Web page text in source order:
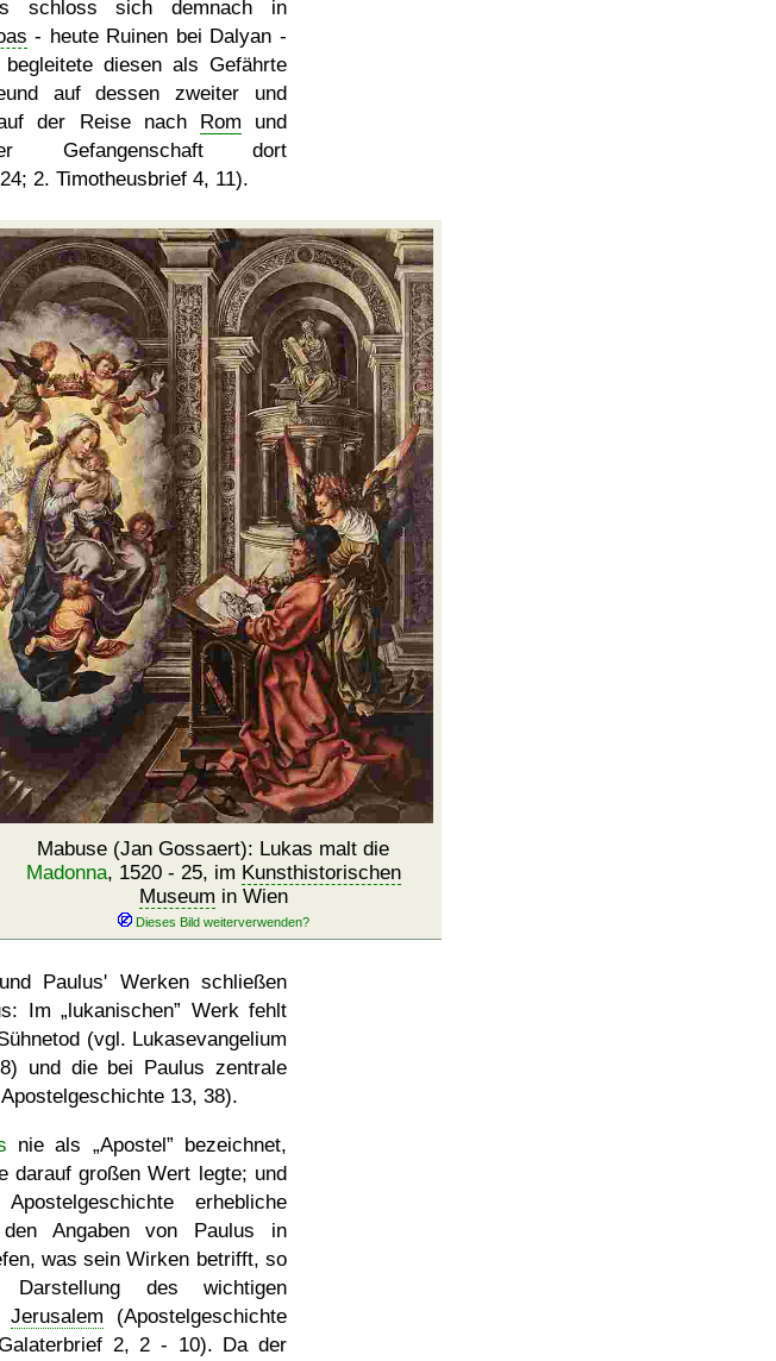
schloss sich demnach in
- heute Ruinen bei Dalyan -
diesen als Gefährte
auf dessen zweiter und
der Reise nach Rom und
Gefangenschaft dort
2. Timotheusbrief 4, 11).
Mabuse (Jan Gossaert): Lukas malt die
Madonna, 1520 - 25, im Kunsthistorischen
Museum in Wien
Paulus' Werken schließen
Im lukanischen
Werk fehlt
(vgl. Lukasevangelium
und die bei Paulus zentrale
13, 38).
nie als Apostel
bezeichnet,
darauf großen Wert legte; und
erhebliche
Angaben von Paulus in
was sein Wirken betrifft, so
des wichtigen
Jerusalem (Apostelgeschichte
2, 2 - 10). Da der